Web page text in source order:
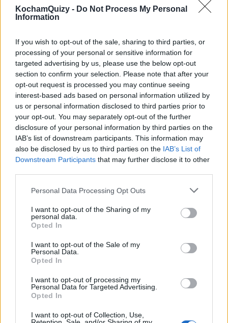
KochamQuizy - Do Not Process My Personal
Information
If you wish to opt-out of the sale, sharing to third parties, or
processing of your personal or sensitive information for
targeted advertising by us, please use the below opt-out
section to confirm your selection. Please note that after your
opt-out request is processed you may continue seeing
interest-based ads based on personal information utilized by
us or personal information disclosed to third parties prior to
your opt-out. You may separately opt-out of the further
disclosure of your personal information by third parties on the
IAB’s list of downstream participants. This information may
also be disclosed by us to third parties on the IAB’s List of
Downstream Participants that may further disclose it to other
Personal Data Processing Opt Outs
I want to opt-out of the Sharing of my
personal data.
Opted In
I want to opt-out of the Sale of my
Personal Data.
Opted In
I want to opt-out of processing my
Personal Data for Targeted Advertising.
Opted In
I want to opt-out of Collection, Use,
Czy rozpoznasz sławnych ludzi na
zdjęciach z dzieciństwa?
Te niewinne aniołki są dzisiaj już całkiem dorosłe.
Czy wiesz, kto wyrósł z tego milusińskiego?
56 lat temu
2.4k 144
Siedem filozofii życiowych - która z nich
jest Ci najbliższa?
W jaki sposób patrzysz na świat i życie? Jak
postrzegasz rzeczywistość wokół i jaki masz stosun...
56 lat temu
Ten test językowy niejednego wprawi w
konsternację!
Język polski jest bogaty i kryje w sobie wiele
tajemnic. Czy uważasz się za znawcę tajników gra...